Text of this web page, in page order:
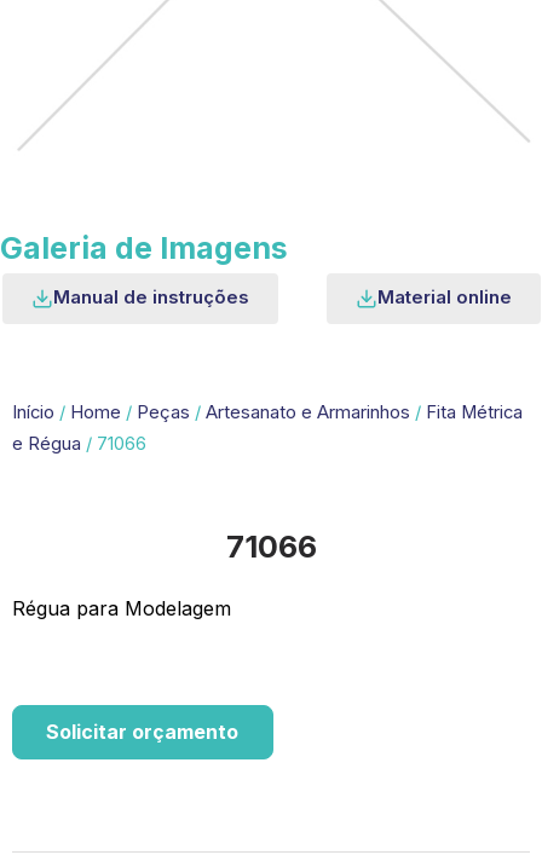
Galeria de Imagens
Manual de instruções Material online
Início / Home / Peças / Artesanato e Armarinhos / Fita Métrica
e Régua / 71066
71066
Régua para Modelagem
Solicitar orçamento